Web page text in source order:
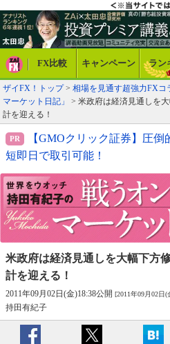
FX比較 キャンペーン ラン
ザイFX！トップ> 相場を見通す超強力FXコ
マーケット日記」
> 米政府は経済見通しを
計を迎える！
【GMOクリック証券】圧
短即日で取引可能！
米政府は経済見通しを大幅下方修
計を迎える！
2011年09月02日(金)18:38公開 [2011年09月02日(
持田有紀子